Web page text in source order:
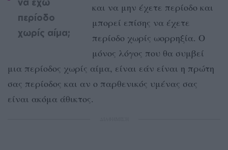
περίοδο
χωρίς αίμα;
και να μην έχετε περίοδο και
μπορεί επίσης να έχετε
περίοδο χωρίς ωορρηξία. Ο
μόνος λόγος που θα συμβεί
μια περίοδος χωρίς αίμα, είναι εάν είναι η πρώτη
σας περίοδος και αν ο παρθενικός υμένας σας
είναι ακόμα άθικτος.